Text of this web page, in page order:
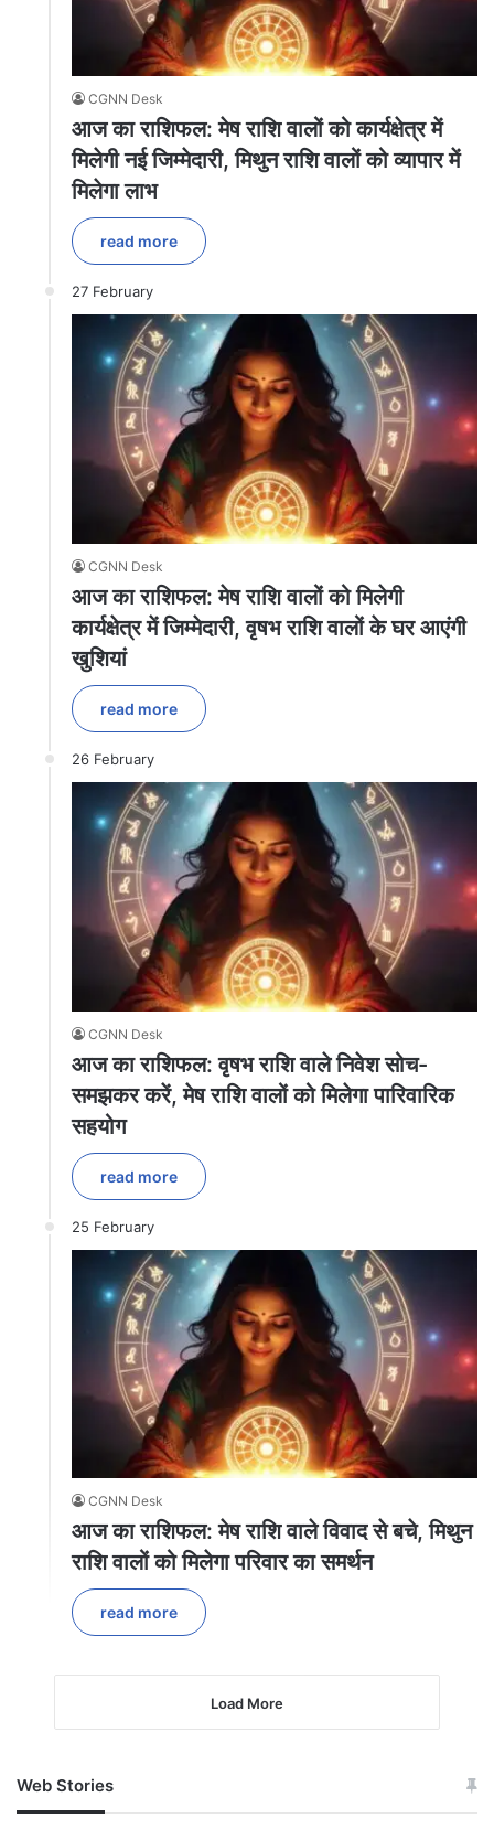
CGNN Desk
आज का राशिफल: मेष राशि वालों को कार्यक्षेत्र में
मिलेगी नई जिम्मेदारी, मिथुन राशि वालों को व्यापार में
मिलेगा लाभ
read more
27 February
CGNN Desk
आज का राशिफल: मेष राशि वालों को मिलेगी
कार्यक्षेत्र में जिम्मेदारी, वृषभ राशि वालों के घर आएंगी
खुशियां
read more
26 February
CGNN Desk
आज का राशिफल: वृषभ राशि वाले निवेश सोच-
समझकर करें, मेष राशि वालों को मिलेगा पारिवारिक
सहयोग
read more
25 February
CGNN Desk
आज का राशिफल: मेष राशि वाले विवाद से बचे, मिथुन
राशि वालों को मिलेगा परिवार का समर्थन
read more
Load More
Web Stories
जम्मू-कश्मीर में बारिश से
अपडेट
खाई में धक्का… आरोपियों ने